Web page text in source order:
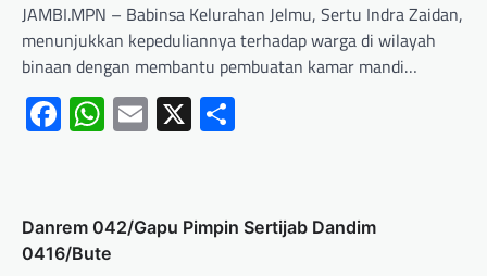
JAMBI.MPN – Babinsa Kelurahan Jelmu, Sertu Indra Zaidan,
menunjukkan kepeduliannya terhadap warga di wilayah
binaan dengan membantu pembuatan kamar mandi…
Facebook
WhatsApp
Email
X
Danrem 042/Gapu Pimpin Sertijab Dandim
0416/Bute